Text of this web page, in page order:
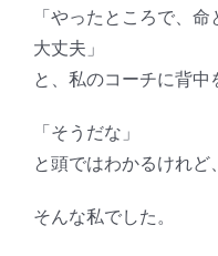
「やったところで、
大丈夫」
と、私のコーチに背中
「そうだな」
と頭ではわかるけれど
そんな私でした。